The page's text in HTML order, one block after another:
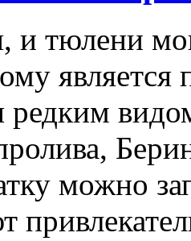
и тюлени
является
редким
можно